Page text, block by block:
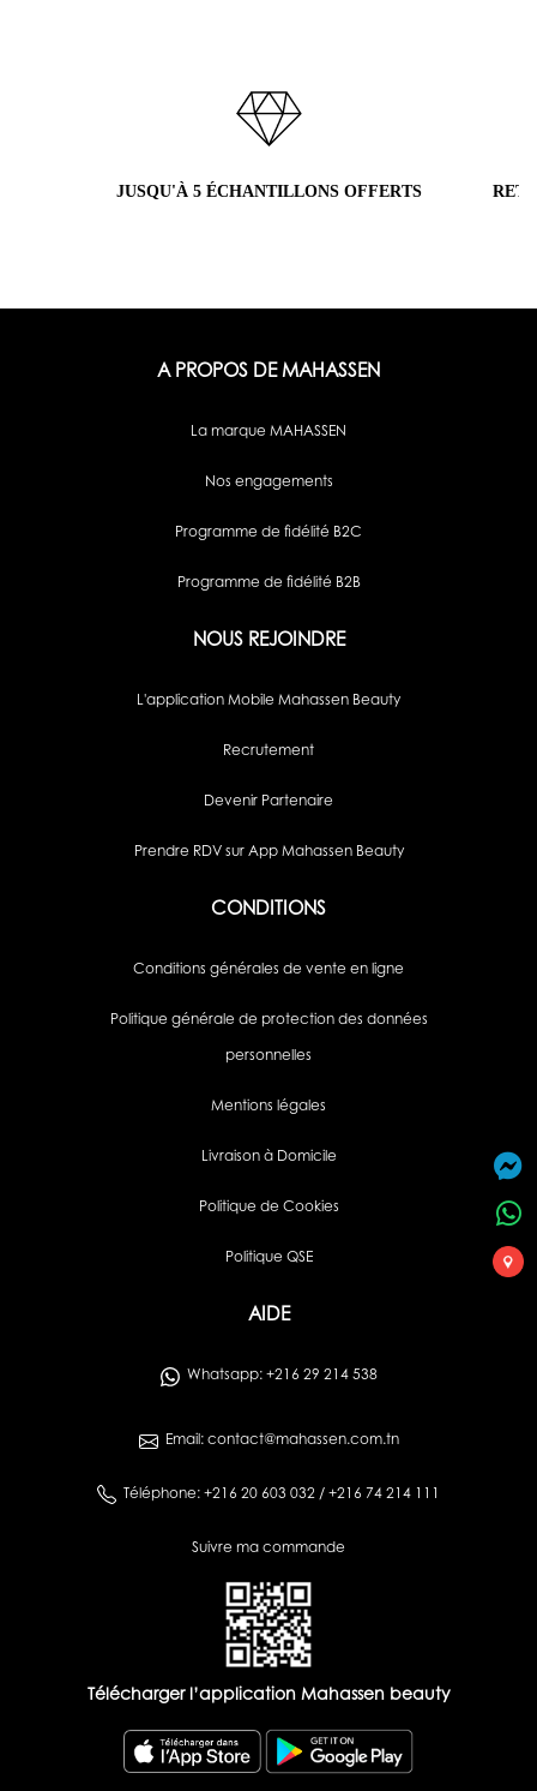
JUSQU'À 5 ÉCHANTILLONS OFFERTS
A PROPOS DE MAHASSEN
La marque MAHASSEN
Nos engagements
Programme de fidélité B2C
Programme de fidélité B2B
NOUS REJOINDRE
L'application Mobile Mahassen Beauty
Recrutement
Devenir Partenaire
Prendre RDV sur App Mahassen Beauty
CONDITIONS
Conditions générales de vente en ligne
Politique générale de protection des données
personnelles
Mentions légales
Livraison à Domicile
Politique de Cookies
Politique QSE
AIDE
Whatsapp: +216 29 214 538
Email: contact@mahassen.com.tn
Téléphone: +216 20 603 032 / +216 74 214 111
Suivre ma commande
Télécharger l’application Mahassen beauty